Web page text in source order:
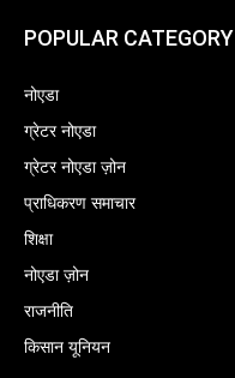
POPULAR CATEGORY
नोएडा
ग्रेटर नोएडा
ग्रेटर नोएडा ज़ोन
प्राधिकरण समाचार
शिक्षा
नोएडा ज़ोन
राजनीति
किसान यूनियन